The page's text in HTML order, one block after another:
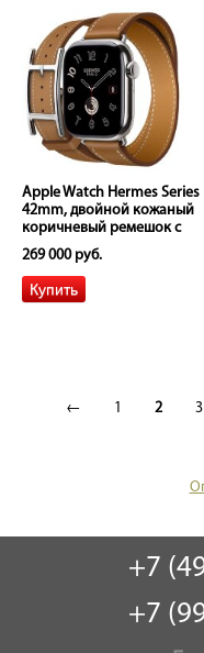
Apple Watch Hermes Series
42mm, двойной кожаный
коричневый ремешок с
пряжкой
269 000 руб.
← 1 2 3
+7
+7